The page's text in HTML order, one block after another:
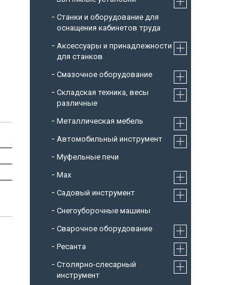
Станки и оборудование для
оснащения кабинетов труда
Аксессуары и принадлежности
для станков
Смазочное оборудование
Складская техника, весы
различные
Металлическая мебель
Автомобильный инструмент
Муфельные печи
Max
Садовый инструмент
Снегоуборочные машины
Cварочное оборудование
Ресанта
Столярно-слесарный
инструмент